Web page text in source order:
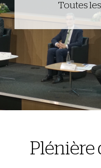
Toutes
Plénière